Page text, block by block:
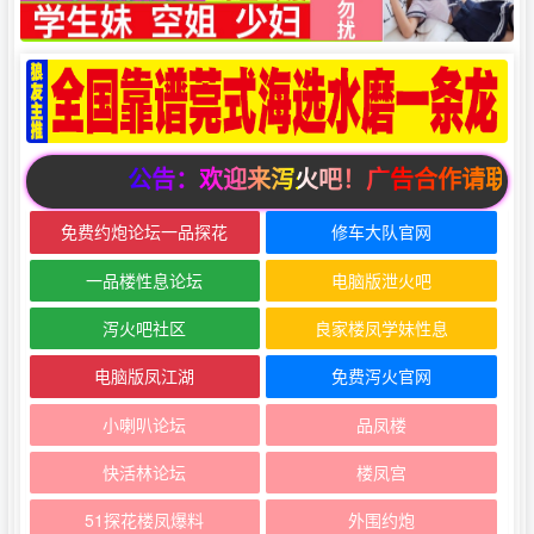
公告：欢迎来泻火吧！广告合作请联
免费约炮论坛一品探花 修车大队官网
一品楼性息论坛 电脑版泄火吧
泻火吧社区 良家楼凤学妹性息
电脑版凤江湖 免费泻火官网
小喇叭论坛 品凤楼
快活林论坛 楼凤宫
51探花楼凤爆料 外围约炮